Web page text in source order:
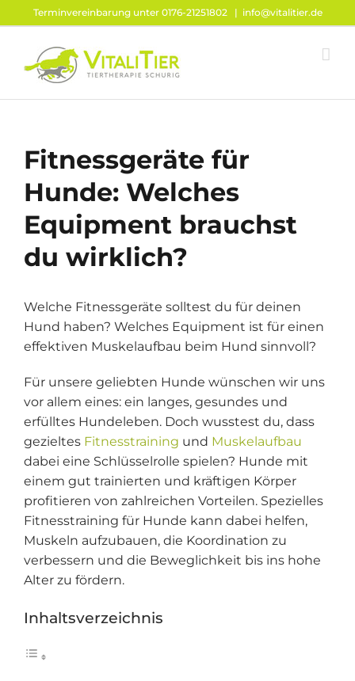
Inhalt
springen
Terminvereinbarung unter 0176-21251802 | info@vitalitier.de
Fitnessgeräte für
Hunde: Welches
Equipment brauchst
du wirklich?
Welche Fitnessgeräte solltest du für deinen
Hund haben? Welches Equipment ist für einen
effektiven Muskelaufbau beim Hund sinnvoll?
Für unsere geliebten Hunde wünschen wir uns
vor allem eines: ein langes, gesundes und
erfülltes Hundeleben. Doch wusstest du, dass
gezieltes Fitnesstraining und Muskelaufbau
dabei eine Schlüsselrolle spielen? Hunde mit
einem gut trainierten und kräftigen Körper
profitieren von zahlreichen Vorteilen. Spezielles
Fitnesstraining für Hunde kann dabei helfen,
Muskeln aufzubauen, die Koordination zu
verbessern und die Beweglichkeit bis ins hohe
Alter zu fördern.
Inhaltsverzeichnis